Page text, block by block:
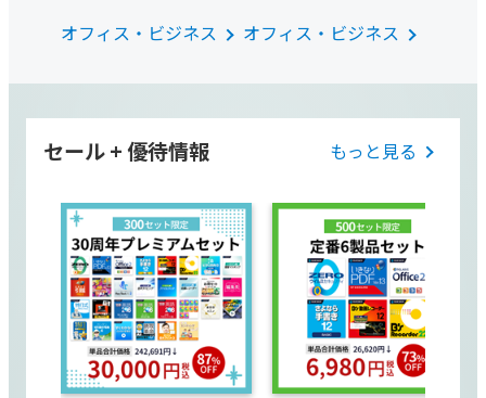
オフィス・ビジネス オフィス・ビジネス
セール + 優待情報 もっと見る